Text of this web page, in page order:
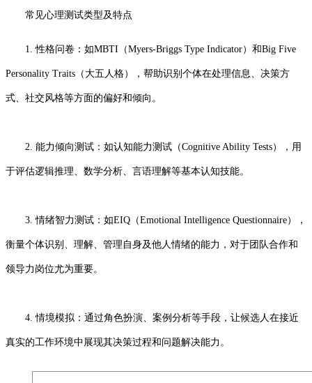
常见心理测试类型及特点
1. 性格问卷：如MBTI（Myers-Briggs Type Indicator）和Big Five
Personality Traits（大五人格），帮助识别个体在处理信息、决策方
式、社交风格等方面的偏好和倾向。
2. 能力倾向测试：如认知能力测试（Cognitive Ability Tests），用
于评估逻辑推理、数学分析、言语理解等基本认知技能。
3. 情绪智力测试：如EIQ（Emotional Intelligence Questionnaire），
衡量个体识别、理解、管理自身及他人情绪的能力，对于团队合作和
领导力岗位尤为重要。
4. 情境模拟：通过角色扮演、案例分析等手段，让候选人在接近
真实的工作环境中展现其决策过程和问题解决能力。